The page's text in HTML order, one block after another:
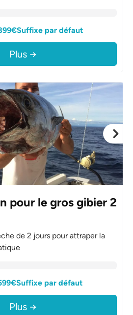
par défaut
Plus →
pour le gros gibier 2
de 2 jours pour attraper la
par défaut
Plus →